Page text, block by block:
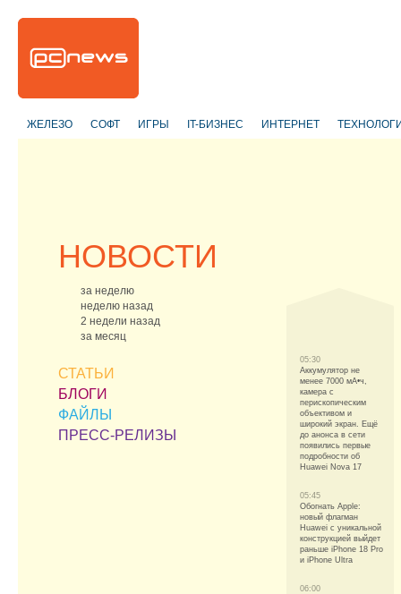
ЖЕЛЕЗО СОФТ ИГРЫ IT-БИЗНЕС ИНТЕРНЕТ
НОВОСТИ
за неделю
неделю назад
2 недели назад
за месяц
СТАТЬИ
БЛОГИ
ФАЙЛЫ
ПРЕСС-РЕЛИЗЫ
05:30
Аккумулятор не
менее 7000 мА•ч,
камера с
перископическим
объективом и
широкий экран. Ещё
до анонса в сети
появились первые
подробности об
Huawei Nova 17
05:45
Обогнать Apple:
новый флагман
Huawei с уникальной
конструкцией выйдет
раньше iPhone 18 Pro
и iPhone Ultra
06:00